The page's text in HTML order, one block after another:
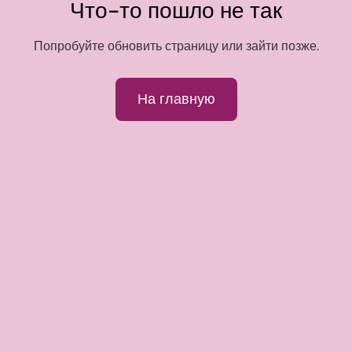
Что-то пошло не так
Попробуйте обновить страницу или зайти позже.
На главную